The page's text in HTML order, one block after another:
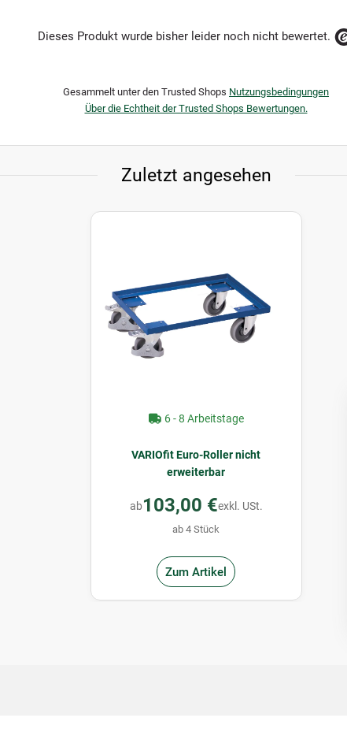
Dieses Produkt wurde bisher leider noch nicht bewertet.
Gesammelt unter den Trusted Shops Nutzungsbedingungen
Über die Echtheit der Trusted Shops Bewertungen.
Zuletzt angesehen
6 - 8 Arbeitstage
VARIOfit Euro-Roller nicht
erweiterbar
ab103,00 €exkl. USt.
ab 4 Stück
Zum Artikel